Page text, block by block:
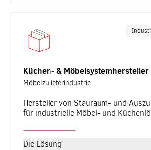
Küchen- & Möbelsystemhersteller
Möbelzulieferindustrie
Hersteller von Stauraum- und
für industrielle Möbel- und
Die Lösung